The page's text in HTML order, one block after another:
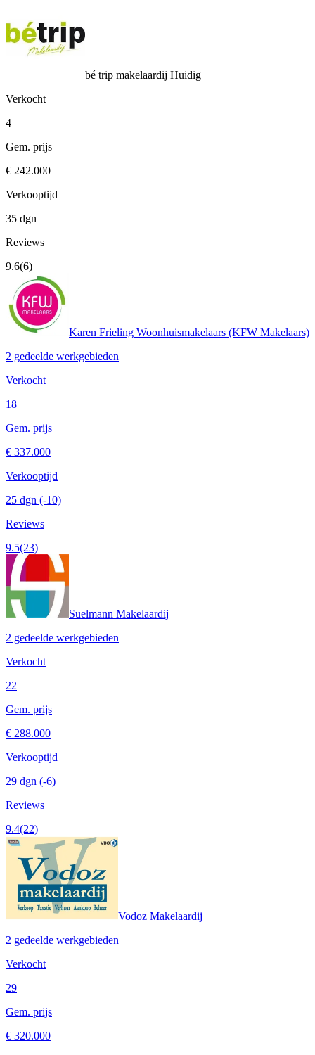
bé trip makelaardij Huidig
Verkocht
4
Gem. prijs
€ 242.000
Verkooptijd
35 dgn
Reviews
9.6(6)
Karen Frieling Woonhuismakelaars (KFW Makelaars)
2 gedeelde werkgebieden
Verkocht
18
Gem. prijs
€ 337.000
Verkooptijd
25 dgn (-10)
Reviews
9.5(23)
Suelmann Makelaardij
2 gedeelde werkgebieden
Verkocht
22
Gem. prijs
€ 288.000
Verkooptijd
29 dgn (-6)
Reviews
9.4(22)
Vodoz Makelaardij
2 gedeelde werkgebieden
Verkocht
29
Gem. prijs
€ 320.000